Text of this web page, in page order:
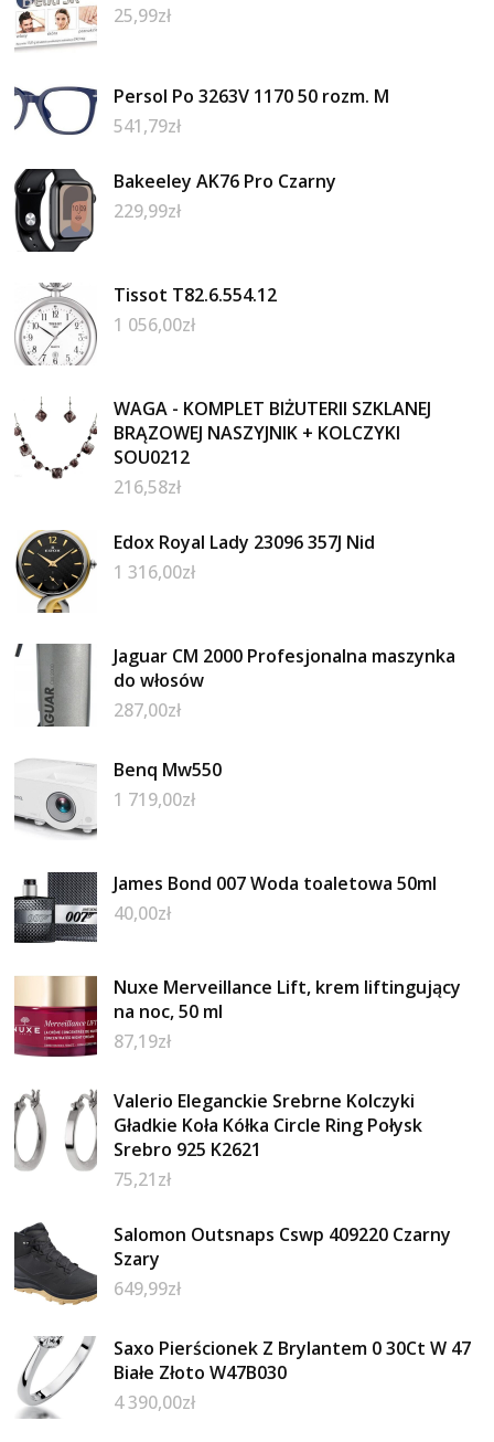
25,99zł
Persol Po 3263V 1170 50 rozm. M
541,79zł
Bakeeley AK76 Pro Czarny
229,99zł
Tissot T82.6.554.12
1 056,00zł
WAGA - KOMPLET BIŻUTERII SZKLANEJ
BRĄZOWEJ NASZYJNIK + KOLCZYKI
SOU0212
216,58zł
Edox Royal Lady 23096 357J Nid
1 316,00zł
Jaguar CM 2000 Profesjonalna maszynka
do włosów
287,00zł
Benq Mw550
1 719,00zł
James Bond 007 Woda toaletowa 50ml
40,00zł
Nuxe Merveillance Lift, krem liftingujący
na noc, 50 ml
87,19zł
Valerio Eleganckie Srebrne Kolczyki
Gładkie Koła Kółka Circle Ring Połysk
Srebro 925 K2621
75,21zł
Salomon Outsnaps Cswp 409220 Czarny
Szary
649,99zł
Saxo Pierścionek Z Brylantem 0 30Ct W 47
Białe Złoto W47B030
4 390,00zł